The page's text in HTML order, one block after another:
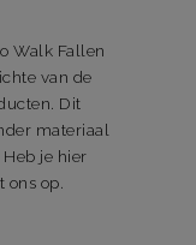
Walk Fallen
van de
Dit
materiaal
je hier
op.